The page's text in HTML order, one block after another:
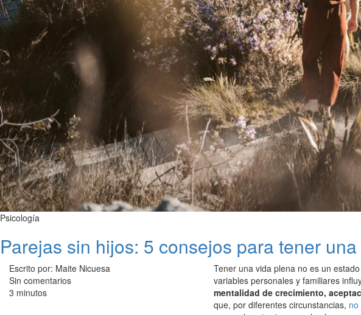
Psicología
Parejas sin hijos: 5 consejos para tener
Escrito por: Maite Nicuesa
Sin comentarios
3 minutos
Tener una vida plena no es un
variables personales y familiares
mentalidad de crecimiento,
que, por diferentes circunstancias,